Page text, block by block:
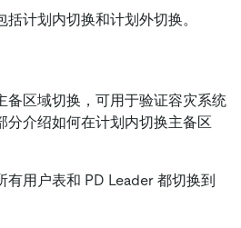
计划内切换和计划外切换。
备区域切换，可用于验证容灾系统
分介绍如何在计划内切换主备区
有用户表和 PD Leader 都切换到